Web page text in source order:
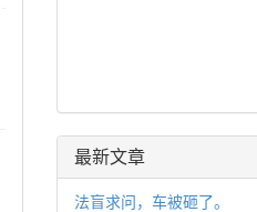
最新文章
法盲求问，车被砸了。